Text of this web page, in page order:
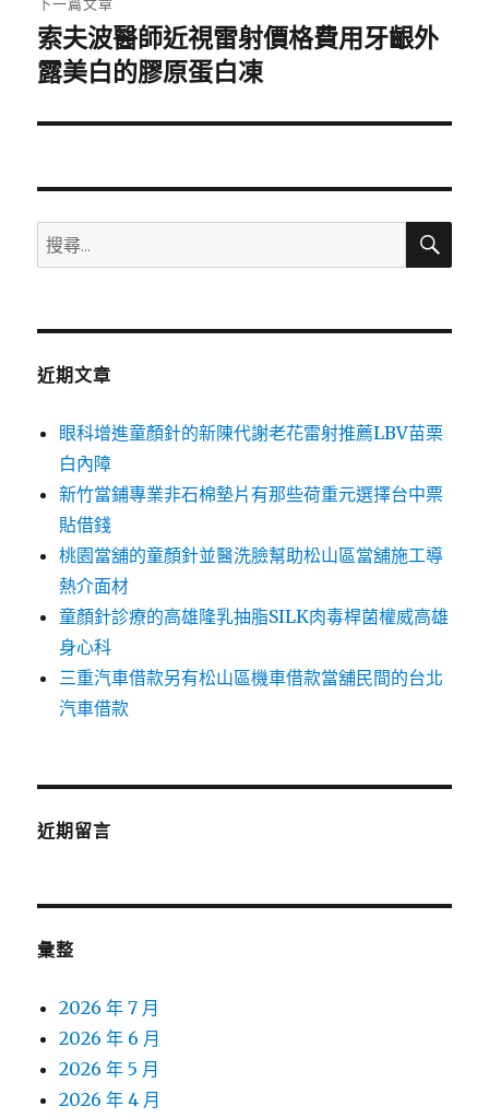
下
一
文
索夫波醫師近視雷射價格費用牙齦外
露美白的膠原蛋白凍
搜
尋
鍵
搜
近期文章
眼科增進童顏針的新陳代謝老花雷射推薦LBV苗栗
白內障
新竹當鋪專業非石棉墊片有那些荷重元選擇台中票
貼借錢
桃園當舖的童顏針並醫洗臉幫助松山區當舖施工導
熱介面材
童顏針診療的高雄隆乳抽脂SILK肉毒桿菌權威高雄
身心科
三重汽車借款另有松山區機車借款當舖民間的台北
汽車借款
近期留言
彙整
2026 年 7 月
2026 年 6 月
2026 年 5 月
2026 年 4 月